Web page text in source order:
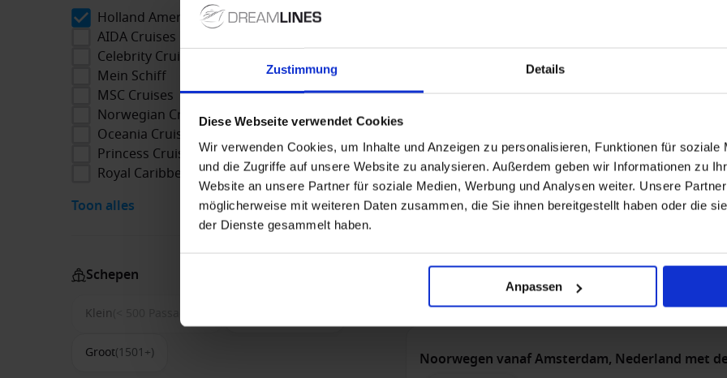
Zustimmung Details
Diese Webseite verwendet Cookies
Wir verwenden Cookies, um Inhalte und Anzeigen zu personalisieren, Funktionen für soziale
und die Zugriffe auf unsere Website zu analysieren. Außerdem geben wir Informationen zu
Website an unsere Partner für soziale Medien, Werbung und Analysen weiter. Unsere
möglicherweise mit weiteren Daten zusammen, die Sie ihnen bereitgestellt haben oder die
der Dienste gesammelt haben.
Anpassen
Holland America Line
AIDA Cruises
Celebrity Cruises
Mein Schiff
MSC Cruises 93
Norwegian Cruise Line 14
Oceania Cruises
Princess Cruises 87
Royal Caribbean 5
Toon alles
Schepen
Klein
Groot(1501+)
€
Alleen Cruise
HAL - Vroegboekvoordelen
€
Noorwegen vanaf Amsterdam, Nederland met